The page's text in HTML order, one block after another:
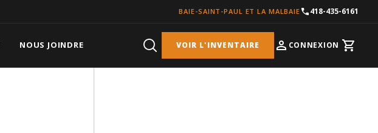
BAIE-SAINT-PAUL ET LA MALBAIE 418-435-6161
NOUS JOINDRE VOIR L'INVENTAIRE CONNEXION Cart